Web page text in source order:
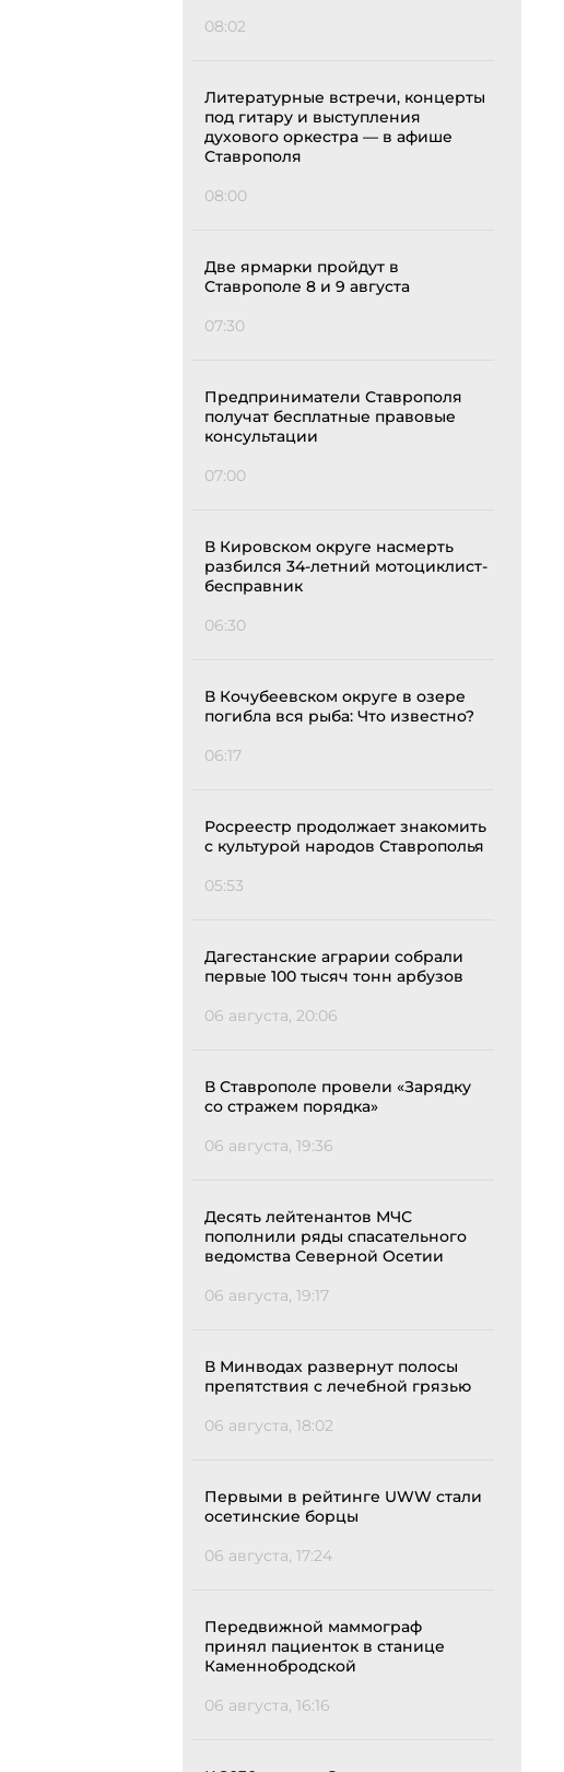
08:02
Литературные встречи, концерты
под гитару и выступления
духового оркестра — в афише
Ставрополя
08:00
Две ярмарки пройдут в
Ставрополе 8 и 9 августа
07:30
Предприниматели Ставрополя
получат бесплатные правовые
консультации
07:00
В Кировском округе насмерть
разбился 34-летний мотоциклист-
бесправник
06:30
В Кочубеевском округе в озере
погибла вся рыба: Что известно?
06:17
Росреестр продолжает знакомить
с культурой народов Ставрополья
05:53
Дагестанские аграрии собрали
первые 100 тысяч тонн арбузов
06 августа, 20:06
В Ставрополе провели «Зарядку
со стражем порядка»
06 августа, 19:36
Десять лейтенантов МЧС
пополнили ряды спасательного
ведомства Северной Осетии
06 августа, 19:17
В Минводах развернут полосы
препятствия с лечебной грязью
06 августа, 18:02
Первыми в рейтинге UWW стали
осетинские борцы
06 августа, 17:24
Передвижной маммограф
принял пациенток в станице
Каменнобродской
06 августа, 16:16